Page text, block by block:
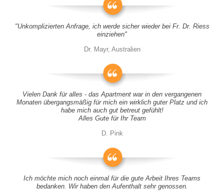
"Unkomplizierten Anfrage, ich werde sicher wieder bei Fr. Dr. Riess
einziehen"
Dr. Mayr, Australien
Vielen Dank für alles - das Apartment war in den vergangenen
Monaten übergangsmäßig für mich ein wirklich guter Platz und ich
habe mich auch gut betreut gefühlt!
Alles Gute für Ihr Team
D. Pink
Ich möchte mich noch einmal für die gute Arbeit Ihres Teams
bedanken. Wir haben den Aufenthalt sehr genossen.